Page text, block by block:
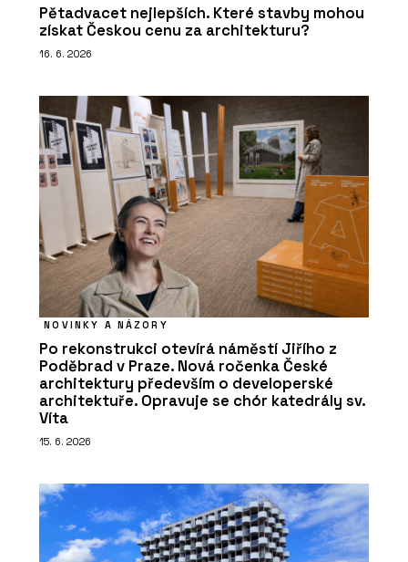
Pětadvacet nejlepších. Které stavby mohou
získat Českou cenu za architekturu?
16. 6. 2026
NOVINKY A NÁZORY
Po rekonstrukci otevírá náměstí Jiřího z
Poděbrad v Praze. Nová ročenka České
architektury především o developerské
architektuře. Opravuje se chór katedrály sv.
Víta
15. 6. 2026